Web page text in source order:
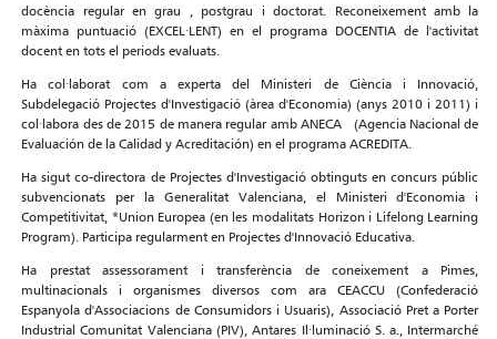
docència regular en grau , postgrau i doctorat. Reconeixement amb la
màxima puntuació (EXCEL·LENT) en el programa DOCENTIA de l'activitat
docent en tots el periods evaluats.
Ha col·laborat com a experta del Ministeri de Ciència i Innovació,
Subdelegació Projectes d'Investigació (àrea d'Economia) (anys 2010 i 2011) i
col·labora des de 2015 de manera regular amb ANECA (Agencia Nacional de
Evaluación de la Calidad y Acreditación) en el programa ACREDITA.
Ha sigut co-directora de Projectes d'Investigació obtinguts en concurs públic
subvencionats per la Generalitat Valenciana, el Ministeri d'Economia i
Competitivitat, *Union Europea (en les modalitats Horizon i Lifelong Learning
Program). Participa regularment en Projectes d'Innovació Educativa.
Ha prestat assessorament i transferència de coneixement a Pimes,
multinacionals i organismes diversos com ara CEACCU (Confederació
Espanyola d'Associacions de Consumidors i Usuaris), Associació Pret a Porter
Industrial Comunitat Valenciana (PIV), Antares Il·luminació S. a., Intermarché